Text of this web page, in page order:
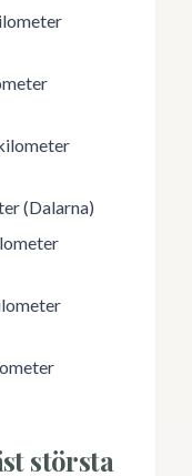
(Dalarna)
största